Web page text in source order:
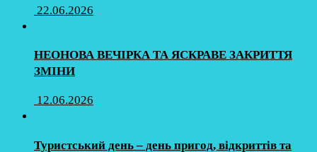
22.06.2026
НЕОНОВА ВЕЧІРКА ТА ЯСКРАВЕ ЗАКРИТТЯ
ЗМІНИ
12.06.2026
Туристський день – день пригод, відкриттів та